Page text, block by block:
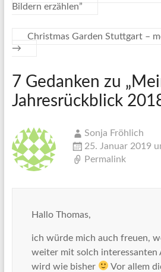
Bildern erzählen”
Christmas Garden Stuttgart –
→
7 Gedanken zu „
Jahresrückblick
Sonja Fröhlich
25. Januar 2019
Permalink
Hallo Thomas,
ich würde mich auch freuen,
weiter mit solch
wird wie bisher
Vor allem